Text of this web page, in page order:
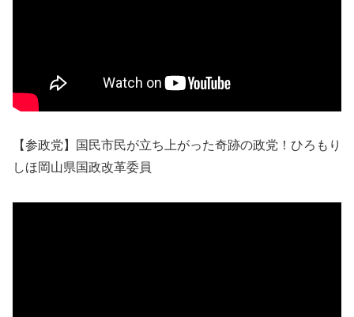
【参政党】国民市民が立ち上がった奇跡の政党！ひろもり
しほ岡山県国政改革委員